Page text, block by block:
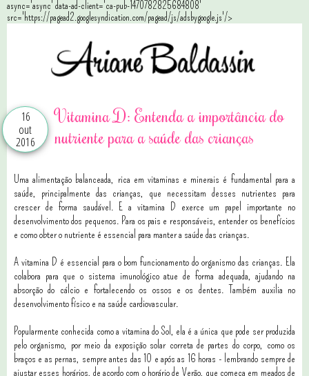
async='async' data-ad-client='ca-pub-1470782825684808'
src='https://pagead2.googlesyndication.com/pagead/js/adsbygoogle.js'/>
16
out
2016
Vitamina D: Entenda a importância do
nutriente para a saúde das crianças
Uma alimentação balanceada, rica em vitaminas e minerais é fundamental para a
saúde, principalmente das crianças, que necessitam desses nutrientes para
crescer de forma saudável. E a vitamina D exerce um papel importante no
desenvolvimento dos pequenos. Para os pais e responsáveis, entender os benefícios
e como obter o nutriente é essencial para manter a saúde das crianças.
A vitamina D é essencial para o bom funcionamento do organismo das crianças. Ela
colabora para que o sistema imunológico atue de forma adequada, ajudando na
absorção do cálcio e fortalecendo os ossos e os dentes. Também auxilia no
desenvolvimento físico e na saúde cardiovascular.
Popularmente conhecida como a vitamina do Sol, ela é a única que pode ser produzida
pelo organismo, por meio da exposição solar correta de partes do corpo, como os
braços e as pernas, sempre antes das 10 e após as 16 horas - lembrando sempre de
ajustar esses horários, de acordo com o horário de Verão, que começa em meados de